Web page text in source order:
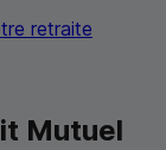
retraite
Mutuel